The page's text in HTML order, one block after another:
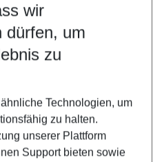
Nächte
wir
dürfen, um
zu
Technologien, um
zu halten.
unserer Plattform
Support bieten sowie